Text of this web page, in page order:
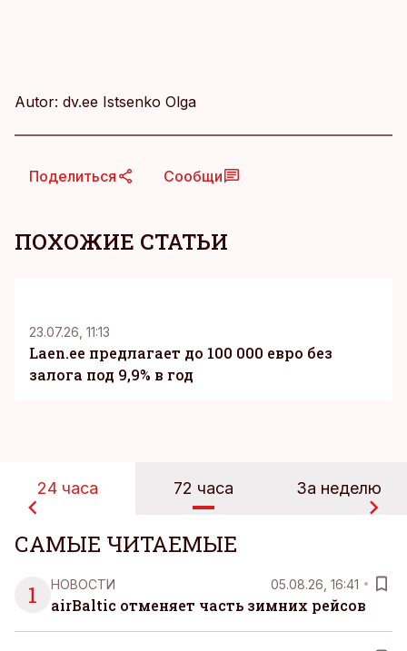
Autor: dv.ee Istsenko Olga
Поделиться Сообщи
ПОХОЖИЕ СТАТЬИ
23.07.26, 11:13
Laen.ee предлагает до 100 000 евро без
залога под 9,9% в год
24 часа 72 часа За неделю
САМЫЕ ЧИТАЕМЫЕ
1
НОВОСТИ 05.08.26, 16:41
airBaltic отменяет часть зимних рейсов